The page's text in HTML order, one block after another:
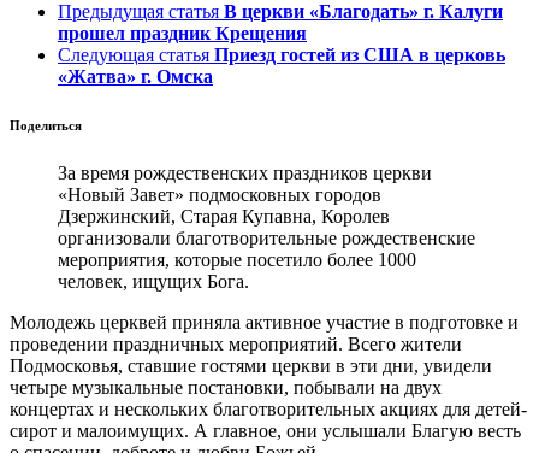
Предыдущая статья В церкви «Благодать» г. Калуги
прошел праздник Крещения
Следующая статья Приезд гостей из США в церковь
«Жатва» г. Омска
Поделиться
За время рождественских праздников церкви
«Новый Завет» подмосковных городов
Дзержинский, Старая Купавна, Королев
организовали благотворительные рождественские
мероприятия, которые посетило более 1000
человек, ищущих Бога.
Молодежь церквей приняла активное участие в подготовке и
проведении праздничных мероприятий. Всего жители
Подмосковья, ставшие гостями церкви в эти дни, увидели
четыре музыкальные постановки, побывали на двух
концертах и нескольких благотворительных акциях для детей-
сирот и малоимущих. А главное, они услышали Благую весть